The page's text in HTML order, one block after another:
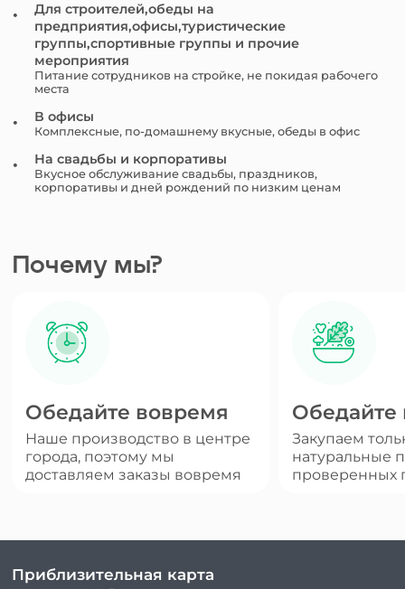
Для строителей,обеды на
предприятия,офисы,туристические
группы,спортивные группы и прочие
мероприятия
Питание сотрудников на стройке, не покидая рабочего
места
В офисы
Комплексные, по-домашнему вкусные, обеды в офис
На свадьбы и корпоративы
Вкусное обслуживание свадьбы, праздников,
корпоративы и дней рождений по низким ценам
Почему мы?
Обедайте вовремя
Наше производство в центре
города, поэтому мы
доставляем заказы вовремя
Обедайте
Закупаем
натуральные
проверенных
Приблизительная карта